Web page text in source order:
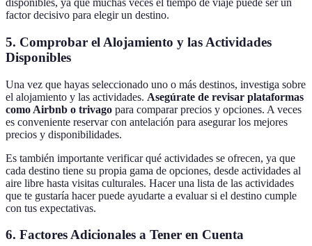
disponibles, ya que muchas veces el tiempo de viaje puede ser un
factor decisivo para elegir un destino.
5. Comprobar el Alojamiento y las Actividades
Disponibles
Una vez que hayas seleccionado uno o más destinos, investiga sobre
el alojamiento y las actividades. Asegúrate de revisar plataformas
como Airbnb o trivago para comparar precios y opciones. A veces
es conveniente reservar con antelación para asegurar los mejores
precios y disponibilidades.
Es también importante verificar qué actividades se ofrecen, ya que
cada destino tiene su propia gama de opciones, desde actividades al
aire libre hasta visitas culturales. Hacer una lista de las actividades
que te gustaría hacer puede ayudarte a evaluar si el destino cumple
con tus expectativas.
6. Factores Adicionales a Tener en Cuenta